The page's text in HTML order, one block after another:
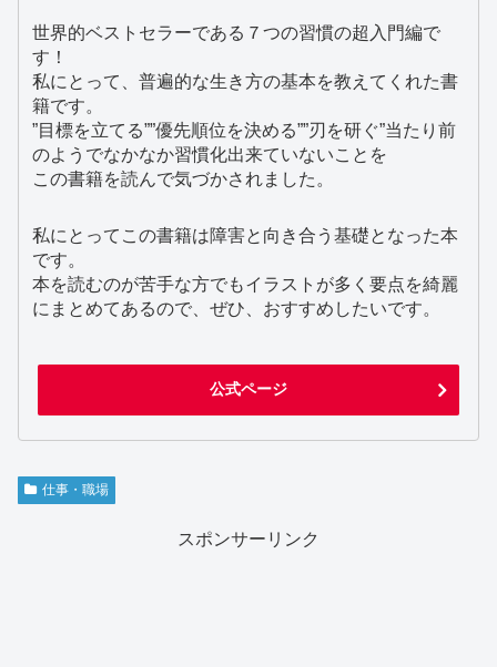
世界的ベストセラーである７つの習慣の超入門編で
す！
私にとって、普遍的な生き方の基本を教えてくれた書
籍です。
”目標を立てる””優先順位を決める””刃を研ぐ”当たり前
のようでなかなか習慣化出来ていないことを
この書籍を読んで気づかされました。
私にとってこの書籍は障害と向き合う基礎となった本
です。
本を読むのが苦手な方でもイラストが多く要点を綺麗
にまとめてあるので、ぜひ、おすすめしたいです。
公式ページ
仕事・職場
スポンサーリンク